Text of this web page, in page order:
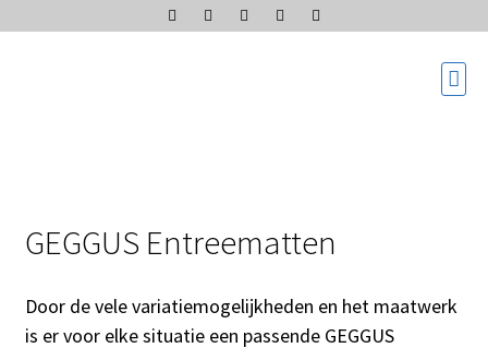
GEGGUS Entreematten
Door de vele variatiemogelijkheden en het maatwerk
is er voor elke situatie een passende GEGGUS